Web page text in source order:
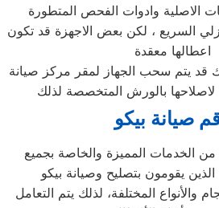
الاصلية وادوات الفحص المتطورة
السريع ، لكن بعض الاجهزة قد تكون
اعطالها معقدة
قد يتم سحب الجهاز لمقر مركز صيانة
لاصلاحها بالورش المتخصصة لذلك
صيانة بيكو
من الخدمات المميزة والخاصة بجميع
الذين يقومون بتصليح وصيانة بيكو
والأنواع المختلفة، لذلك يتم التعامل